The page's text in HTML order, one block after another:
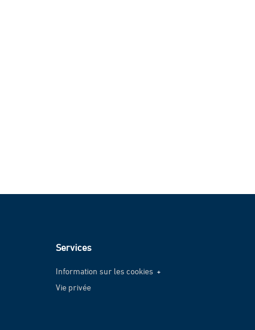
Services
Information sur les cookies
Information sur les cookies
Vie privée